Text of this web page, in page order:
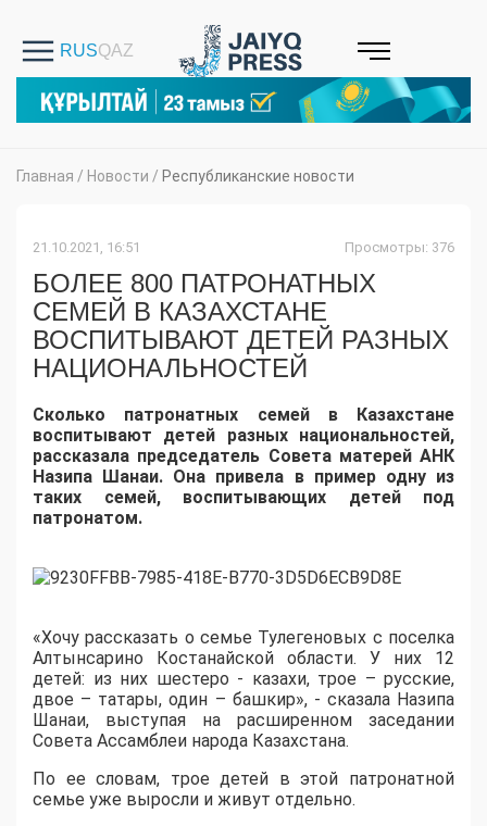
Главная / Новости / Республиканские новости
21.10.2021, 16:51 Просмотры: 376
БОЛЕЕ 800 ПАТРОНАТНЫХ
СЕМЕЙ В КАЗАХСТАНЕ
ВОСПИТЫВАЮТ ДЕТЕЙ РАЗНЫХ
НАЦИОНАЛЬНОСТЕЙ
Сколько патронатных семей в Казахстане
воспитывают детей разных национальностей,
рассказала председатель Совета матерей АНК
Назипа Шанаи. Она привела в пример одну из
таких семей, воспитывающих детей под
патронатом.
«Хочу рассказать о семье Тулегеновых с поселка
Алтынсарино Костанайской области. У них 12
детей: из них шестеро - казахи, трое – русские,
двое – татары, один – башкир», - сказала Назипа
Шанаи, выступая на расширенном заседании
Совета Ассамблеи народа Казахстана.
По ее словам, трое детей в этой патронатной
семье уже выросли и живут отдельно.